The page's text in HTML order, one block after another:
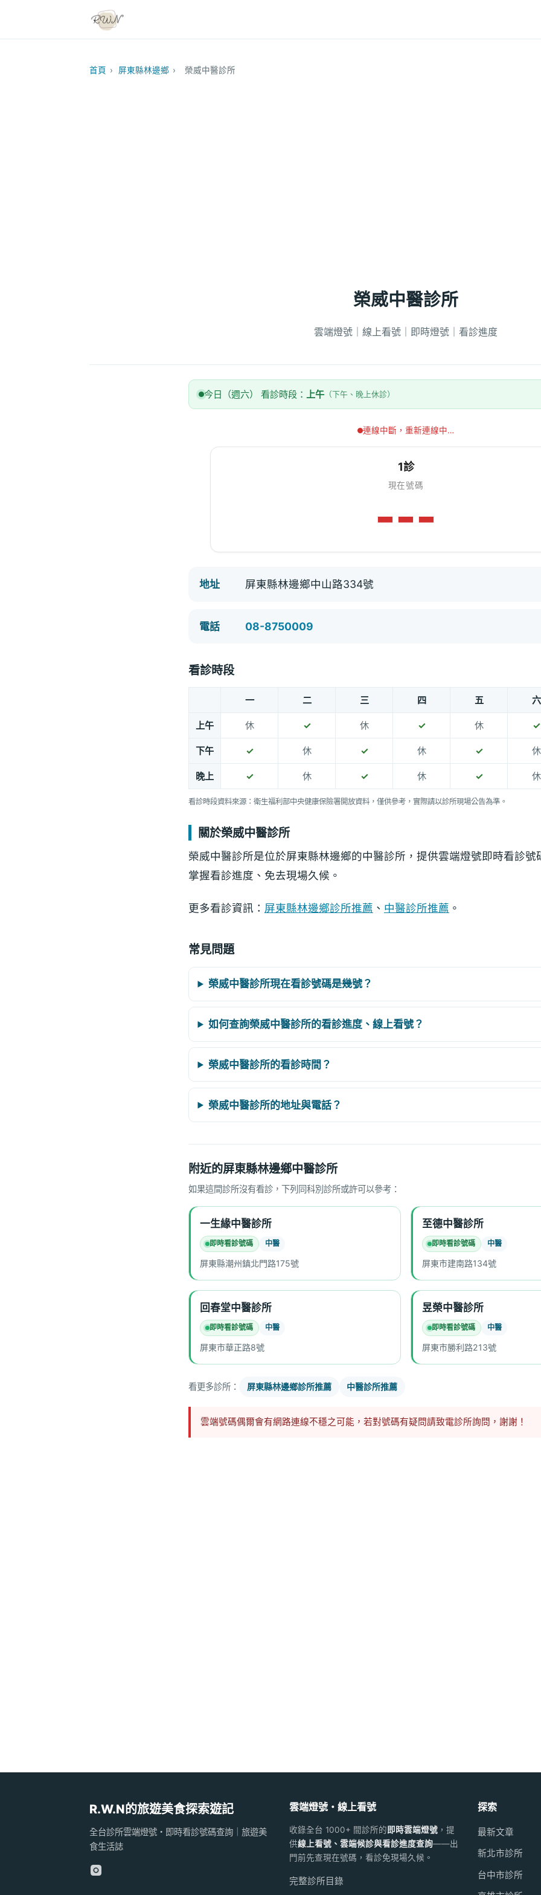
首頁 › 屏東縣林邊鄉 › 榮威中醫診所
榮威中醫診所
雲端燈號｜線上看號｜即時燈號｜看診進度
今日（週六） 看診時段： 上午 （下午、晚上休診）
連線中斷，重新連線中…
1診
現在號碼
---
地址 屏東縣林邊鄉中山路334號
電話 08-8750009
看診時段
一 二 三 四 五 六
上午 休 ✓ 休 ✓ 休 ✓
下午 ✓ 休 ✓ 休 ✓ 休
晚上 ✓ 休 ✓ 休 ✓ 休
看診時段資料來源：衛生福利部中央健康保險署開放資料，僅供參考，實際請以診所現場公告為準。
關於榮威中醫診所
榮威中醫診所是位於屏東縣林邊鄉的中醫診所，提供雲端燈號即時看診號
掌握看診進度、免去現場久候。
更多看診資訊： 屏東縣林邊鄉診所推薦 、 中醫診所推薦 。
常見問題
榮威中醫診所現在看診號碼是幾號？
如何查詢榮威中醫診所的看診進度、線上看號？
榮威中醫診所的看診時間？
榮威中醫診所的地址與電話？
附近的屏東縣林邊鄉中醫診所
如果這間診所沒有看診，下列同科別診所或許可以參考：
一生緣中醫診所
即時看診號碼 中醫
屏東縣潮州鎮北門路175號
至德中醫診所
即時看診號碼 中醫
屏東市建南路134號
回春堂中醫診所
即時看診號碼 中醫
屏東市華正路8號
昱榮中醫診所
即時看診號碼 中醫
屏東市勝利路213號
看更多診所： 屏東縣林邊鄉診所推薦 中醫診所推薦
雲端號碼偶爾會有網路連線不穩之可能，若對號碼有疑問請致電診所詢問，謝謝！
R.W.N的旅遊美食探索遊記
全台診所雲端燈號・即時看診號碼查詢｜旅遊美
食生活誌
雲端燈號・線上看號
收錄全台 1000+ 間診所的 即時雲端燈號，提
供線上看號、雲端候診與看診進度查詢——出
門前先查現在號碼，看診免現場久候。
完整診所目錄
探索
最新文章
新北市診所
台中市診所